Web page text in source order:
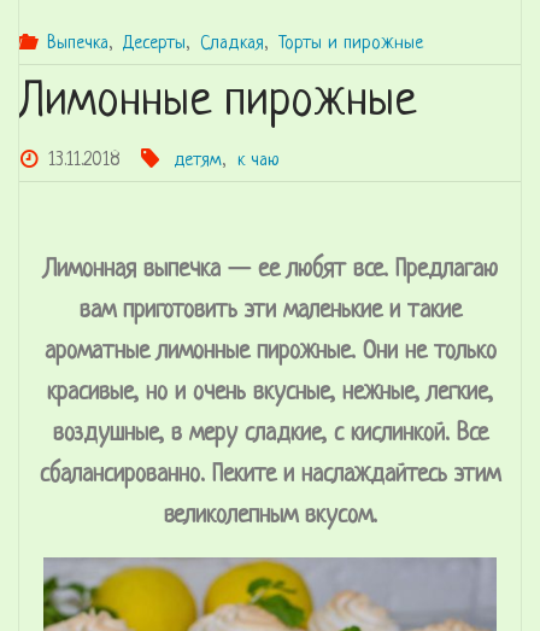
Выпечка, Десерты, Сладкая, Торты и пирожные
Лимонные пирожные
13.11.2018 детям, к чаю
Лимонная выпечка — ее любят все. Предлагаю
вам приготовить эти маленькие и такие
ароматные лимонные пирожные. Они не только
красивые, но и очень вкусные, нежные, легкие,
воздушные, в меру сладкие, с кислинкой. Все
сбалансированно. Пеките и наслаждайтесь этим
великолепным вкусом.